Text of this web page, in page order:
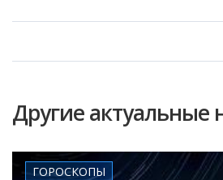
Другие актуальные
ГОРОСКОПЫ